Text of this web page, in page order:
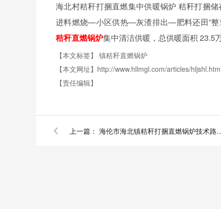
海北村秸秆打捆直燃集中供暖锅炉 秸秆打捆
进料燃烧—小区供热—灰渣排出—肥料还田”整
秸秆直燃锅炉集中清洁供暖，总供暖面积 23.5
【本文标签】 镇秸秆直燃锅炉
【本文网址】http://www.hllmgl.com/articles/
【责任编辑】
上一篇： 海伦市海北镇秸秆打